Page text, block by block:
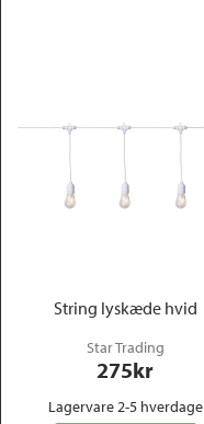
String lyskæde hvid
Star Trading
275kr
Lagervare 2-5 hverdage